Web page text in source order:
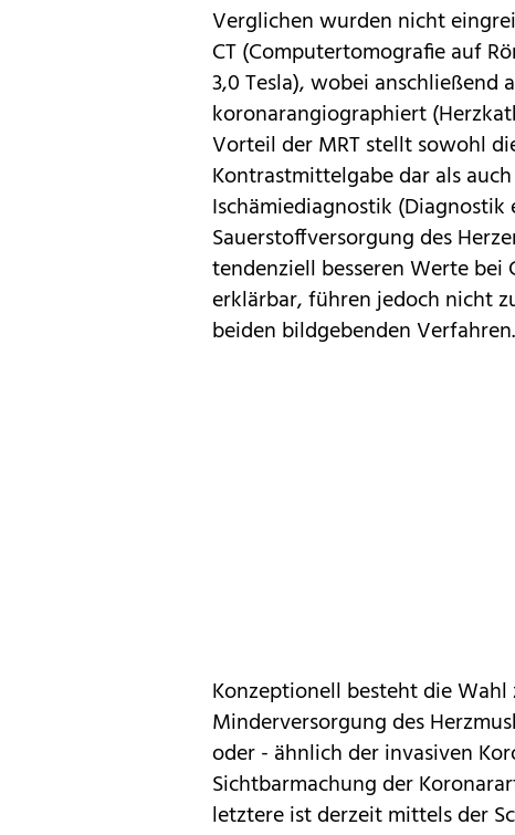
Verglichen wurden nicht
CT (Computertomografie auf
3,0 Tesla), wobei
koronarangiographiert
Vorteil der MRT stellt sowohl
Kontrastmittelgabe dar als
Ischämiediagnostik
Sauerstoffversorgung des
tendenziell besseren Werte bei
erklärbar, führen jedoch nicht
beiden bildgebenden
Konzeptionell besteht die
Minderversorgung des
oder - ähnlich der invasiven
Sichtbarmachung der
letztere ist derzeit mittels der